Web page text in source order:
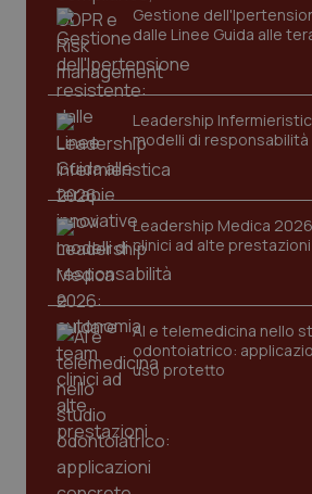
Gestione
dalle Linee Guida alle
Leadership
modelli di
Leadership Medica
clinici ad alte prestazioni
AI e telemedicina nello
odontoiatrico:
uso protetto
Nome
VISITOR_PRIVACY_METADATA
CookieScriptConsent